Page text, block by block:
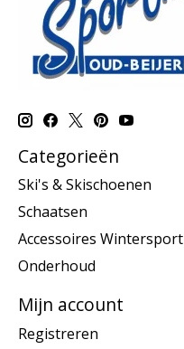
Categorieën
Ski's & Skischoenen
Schaatsen
Accessoires Wintersport
Onderhoud
Mijn account
Registreren